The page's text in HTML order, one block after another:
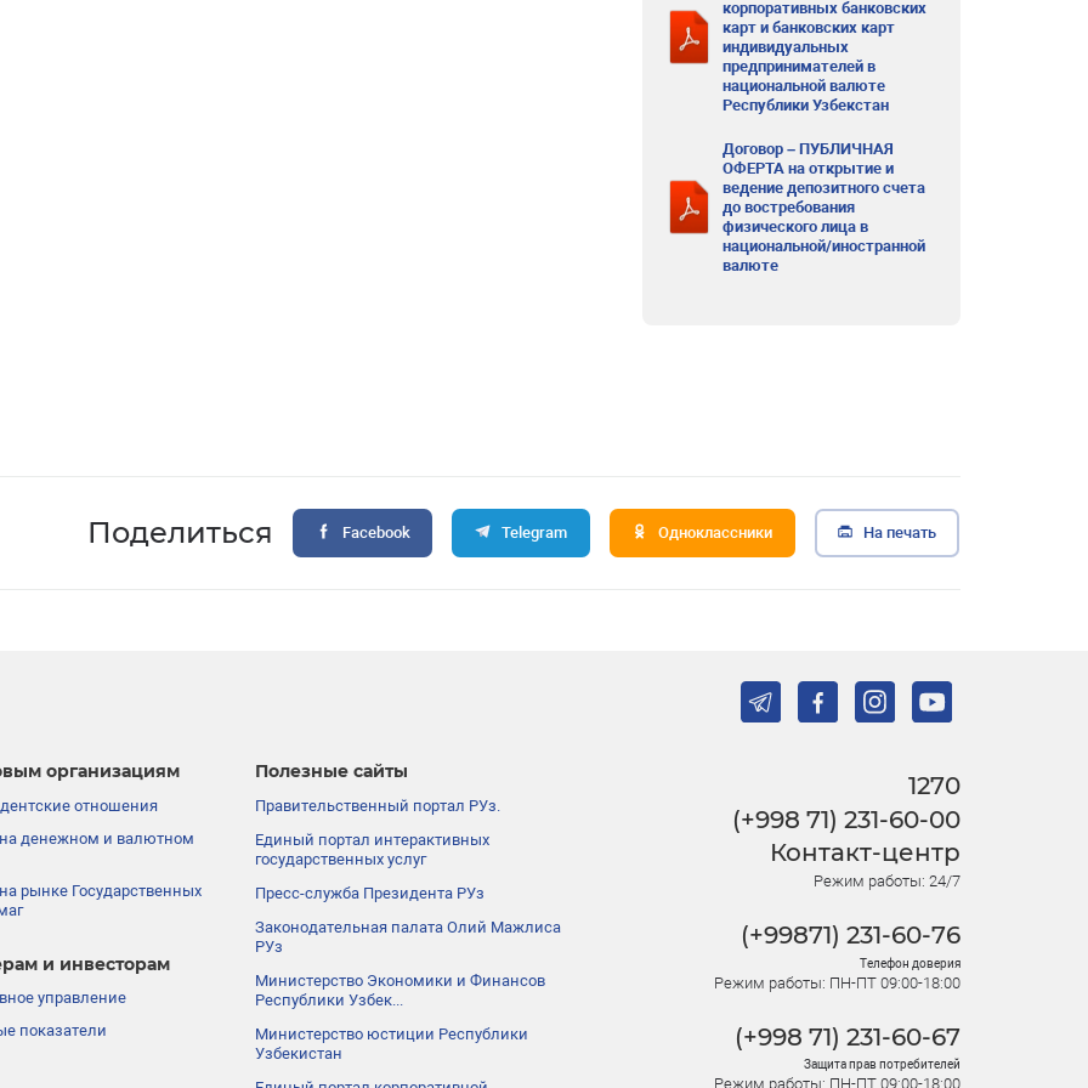
корпоративных банковских
карт и банковских карт
индивидуальных
предпринимателей в
национальной валюте
Республики Узбекстан
Договор – ПУБЛИЧНАЯ
ОФЕРТА на открытие и
ведение депозитного счета
до востребования
физического лица в
национальной/иностранной
валюте
Поделиться Facebook Telegram Одноклассники На печать
организациям
отношения
денежном и валютном
рынке Государственных
и инвесторам
управление
показатели
Полезные сайты
Правительственный портал РУз.
Единый портал интерактивных
государственных услуг
Пресс-служба Президента РУз
Законодательная палата Олий Мажлиса
РУз
Министерство Экономики и Финансов
Республики Узбек...
Министерство юстиции Республики
Узбекистан
1270
(+998 71) 231-60-00
Контакт-центр
Режим работы: 24/7
(+99871) 231-60-76
Телефон доверия
Режим работы: ПН-ПТ 09:00-18:00
(+998 71) 231-60-67
Защита прав потребителей
Режим работы: ПН-ПТ 09:00-18:00